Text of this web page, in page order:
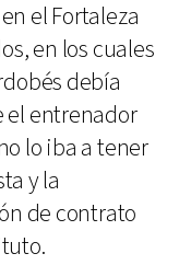
el Fortaleza
en los cuales
debía
el entrenador
lo iba a tener
y la
de contrato